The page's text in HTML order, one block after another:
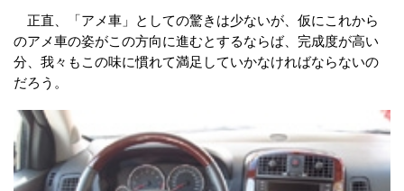
正直、「アメ車」としての驚きは少ないが、仮にこれから
のアメ車の姿がこの方向に進むとするならば、完成度が高い
分、我々もこの味に慣れて満足していかなければならないの
だろう。